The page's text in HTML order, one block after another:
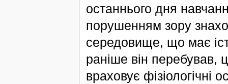
останнього дня
порушенням зору
середовище, що має
раніше він перебував,
враховує фізіологічні